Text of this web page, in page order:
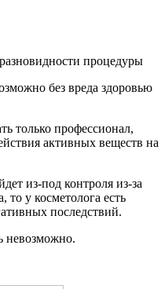
без вреда здоровью
только профессионал,
активных веществ на
из-под контроля из-за
то у косметолога есть
последствий.
невозможно.